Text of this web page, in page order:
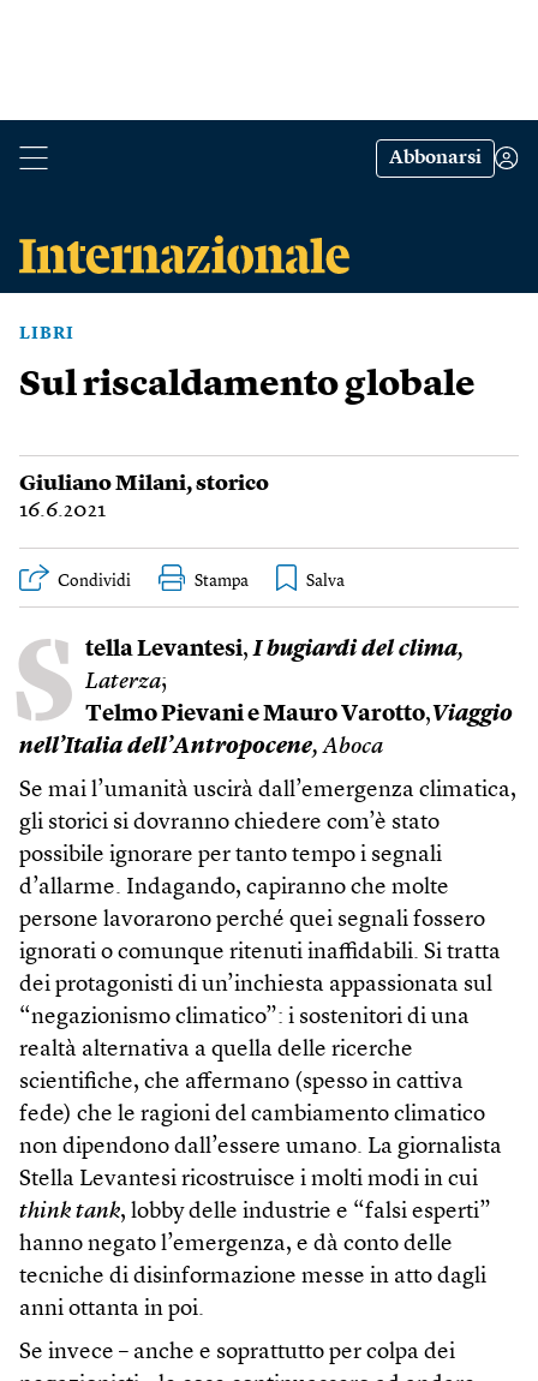
Abbonarsi
LIBRI
Sul riscaldamento globale
Giuliano Milani, storico
16.6.2021
Condividi Stampa
S tella Levantesi,I bugiardi del clima,
Laterza;
Telmo Pievani e Mauro Varotto,Viaggio
nell’Italia dell’Antropocene, Aboca
Se mai l’umanità uscirà dall’emergenza climatica,
gli storici si dovranno chiedere com’è stato
possibile ignorare per tanto tempo i segnali
d’allarme. Indagando, capiranno che molte
persone lavorarono perché quei segnali fossero
ignorati o comunque ritenuti inaffidabili. Si tratta
dei protagonisti di un’inchiesta appassionata sul
“negazionismo climatico”: i sostenitori di una
realtà alternativa a quella delle ricerche
scientifiche, che affermano (spesso in cattiva
fede) che le ragioni del cambiamento climatico
non dipendono dall’essere umano. La giornalista
Stella Levantesi ricostruisce i molti modi in cui
think tank, lobby delle industrie e “falsi esperti”
hanno negato l’emergenza, e dà conto delle
tecniche di disinformazione messe in atto dagli
anni ottanta in poi.
Se invece – anche e soprattutto per colpa dei